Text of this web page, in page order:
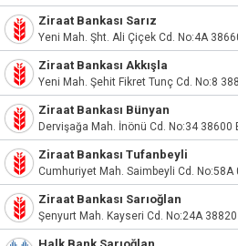
Ziraat Bankası Sarız
Yeni Mah. Şht. Ali Çiçek Cd. No:4A
Ziraat Bankası Akkışla
Yeni Mah. Şehit Fikret Tunç Cd. No:8
Ziraat Bankası Bünyan
Dervişağa Mah. İnönü Cd. No:34 38600
Ziraat Bankası Tufanbeyli
Cumhuriyet Mah. Saimbeyli Cd.
Ziraat Bankası Sarıoğlan
Şenyurt Mah. Kayseri Cd. No:24A